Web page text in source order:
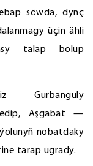
söwda, dynç
üçin ähli
talap bolup
Gurbanguly
edip, Aşgabat —
nobatdaky
tarap ugrady.